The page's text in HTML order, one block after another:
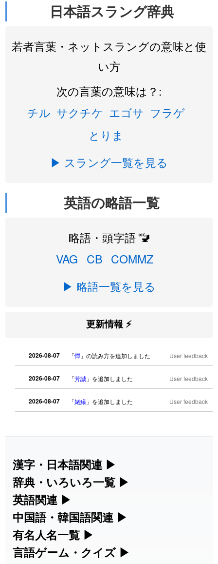
日本語スラング辞典
若者言葉・ネットスラングの意味と使
い方
次の言葉の意味は？:
チル サクチケ エゴサ フラゲ
とりま
▶ スラング一覧を見る
英語の略語一覧
略語・頭字語 🚾
VAG CB COMMZ
▶ 略語一覧を見る
更新情報 ⚡
2026-08-07 「憚 」の読み方を追加しました User feedback
2026-08-07 「芳誠 」を追加しました User feedback
2026-08-07 「姥鱶 」を追加しました User feedback
2026-08-06 「 」のイメージを追加しました
2026-08-06 「 元旦」のイメージを追加しました
2026-08-06 「
2026-08-06
2026-08-06 胆石」のイメージを追加しました
漢字・日本語関連 ▶
漢字の読み方検索、手書き入力、書き順
練習など、日本語学習に役立つツールを
集めています。
人名漢字辞典 - 読み方検索
辞典・いろいろ一覧 ▶
部首・画数別の漢字一覧、熟語辞典、地
名・駅名検索など、各種リファレンスツ
ールです。
部首画数別漢字一覧
英語関連 ▶
カタカナ語・略語の意味検索、発音記
号、リスニング練習など英語学習ツール
です。
中国語・韓国語関連 ▶
中国語のピンイン変換、韓国語の手書き
入力など、アジア言語学習ツールです。
有名人名一覧 ▶
海外セレブやスポーツ選手の名前の読み
言語ゲーム・クイズ ▶